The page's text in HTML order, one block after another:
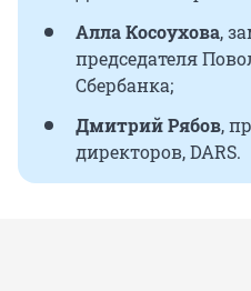
Екатерина
директор, Умный
Екатерина Гладух
«Готовое жилье»,
Петр Данилов,
«МОЖНО
Алла Косоухова,
председателя
Сбербанка;
Дмитрий Рябов,
директоров, DARS.